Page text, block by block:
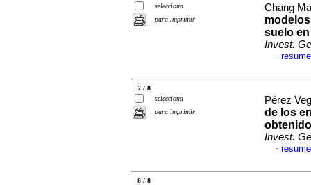
selecciona
para imprimir
Chang
suelo
Invest.
·
7 / 8
selecciona
para imprimir
Pérez
de los
Invest.
·
8 / 8